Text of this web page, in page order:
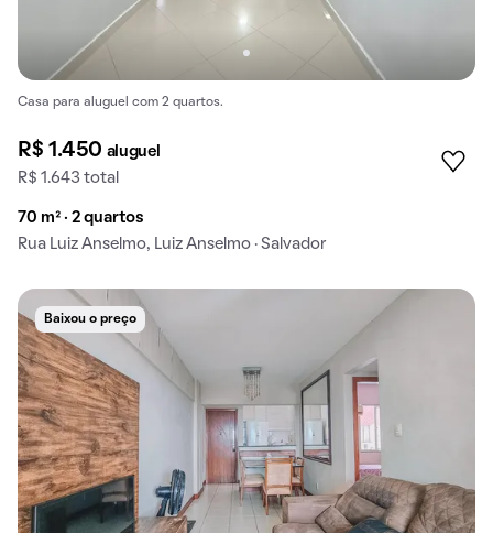
Casa para aluguel com 2 quartos.
R$ 1.450 aluguel
R$ 1.643 total
70 m² · 2 quartos
Rua Luiz Anselmo, Luiz Anselmo · Salvador
Baixou o preço